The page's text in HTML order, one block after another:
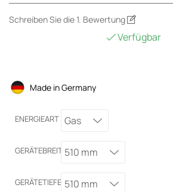
Schreiben Sie die 1. Bewertung
Verfügbar
Made in Germany
ENERGIEART Gas
GERÄTEBREITE510 mm
GERÄTETIEFE 510 mm